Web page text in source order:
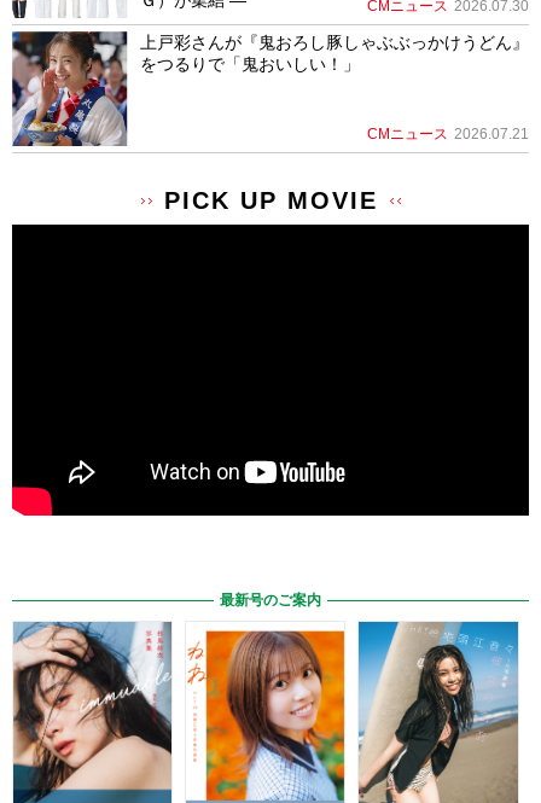
CMニュース 2026.07.30
上戸彩さんが『鬼おろし豚しゃぶぶっかけうどん』
をつるりで「鬼おいしい！」
CMニュース 2026.07.21
PICK UP MOVIE
最新号のご案内